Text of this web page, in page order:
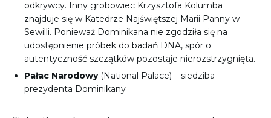
odkrywcy. Inny grobowiec Krzysztofa Kolumba
znajduje się w Katedrze Najświętszej Marii Panny w
Sewilli. Ponieważ Dominikana nie zgodziła się na
udostępnienie próbek do badań DNA, spór o
autentyczność szczątków pozostaje nierozstrzygnięta.
Pałac Narodowy(National Palace) – siedziba
prezydenta Dominikany